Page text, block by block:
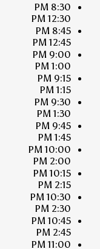
8:30 PM
12:30 PM
8:45 PM
12:45 PM
9:00 PM
1:00 PM
9:15 PM
1:15 PM
9:30 PM
1:30 PM
9:45 PM
1:45 PM
10:00 PM
2:00 PM
10:15 PM
2:15 PM
10:30 PM
2:30 PM
10:45 PM
2:45 PM
11:00 PM